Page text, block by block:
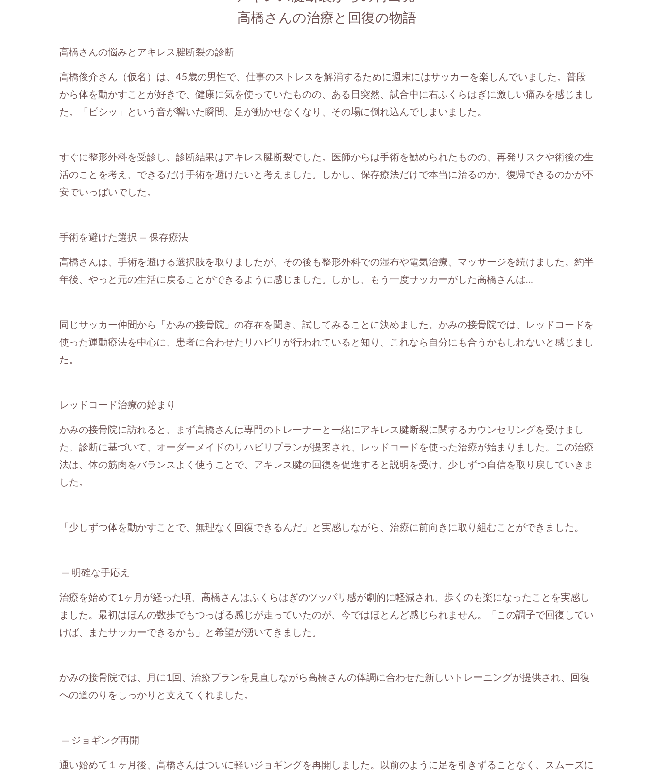
高橋さんの治療と回復の物語
高橋さんの悩みとアキレス腱断裂の診断
高橋俊介さん（仮名）は、45歳の男性で、仕事のストレスを解消するために週末にはサッカーを楽しんでいました。普段
から体を動かすことが好きで、健康に気を使っていたものの、ある日突然、試合中に右ふくらはぎに激しい痛みを感じまし
た。「ピシッ」という音が響いた瞬間、足が動かせなくなり、その場に倒れ込んでしまいました。
すぐに整形外科を受診し、診断結果はアキレス腱断裂でした。医師からは手術を勧められたものの、再発リスクや術後の生
活のことを考え、できるだけ手術を避けたいと考えました。しかし、保存療法だけで本当に治るのか、復帰できるのかが不
安でいっぱいでした。
手術を避けた選択 — 保存療法
高橋さんは、手術を避ける選択肢を取りましたが、その後も整形外科での湿布や電気治療、マッサージを続けました。約半
年後、やっと元の生活に戻ることができるように感じました。しかし、もう一度サッカーがした高橋さんは…
同じサッカー仲間から「かみの接骨院」の存在を聞き、試してみることに決めました。かみの接骨院では、レッドコードを
使った運動療法を中心に、患者に合わせたリハビリが行われていると知り、これなら自分にも合うかもしれないと感じまし
た。
レッドコード治療の始まり
かみの接骨院に訪れると、まず高橋さんは専門のトレーナーと一緒にアキレス腱断裂に関するカウンセリングを受けまし
た。診断に基づいて、オーダーメイドのリハビリプランが提案され、レッドコードを使った治療が始まりました。この治療
法は、体の筋肉をバランスよく使うことで、アキレス腱の回復を促進すると説明を受け、少しずつ自信を取り戻していきま
した。
「少しずつ体を動かすことで、無理なく回復できるんだ」と実感しながら、治療に前向きに取り組むことができました。
— 明確な手応え
治療を始めて1ヶ月が経った頃、高橋さんはふくらはぎのツッパリ感が劇的に軽減され、歩くのも楽になったことを実感し
ました。最初はほんの数歩でもつっぱる感じが走っていたのが、今ではほとんど感じられません。「この調子で回復してい
けば、またサッカーできるかも」と希望が湧いてきました。
かみの接骨院では、月に1回、治療プランを見直しながら高橋さんの体調に合わせた新しいトレーニングが提供され、回復
への道のりをしっかりと支えてくれました。
— ジョギング再開
通い始めて１ヶ月後、高橋さんはついに軽いジョギングを再開しました。以前のように足を引きずることなく、スムーズに